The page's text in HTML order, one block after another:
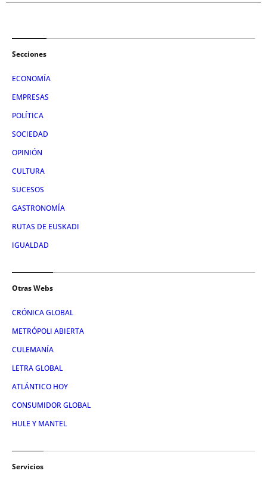
Secciones
ECONOMÍA
EMPRESAS
POLÍTICA
SOCIEDAD
OPINIÓN
CULTURA
SUCESOS
GASTRONOMÍA
RUTAS DE EUSKADI
IGUALDAD
Otras Webs
CRÓNICA GLOBAL
METRÓPOLI ABIERTA
CULEMANÍA
LETRA GLOBAL
ATLÁNTICO HOY
CONSUMIDOR GLOBAL
HULE Y MANTEL
Servicios